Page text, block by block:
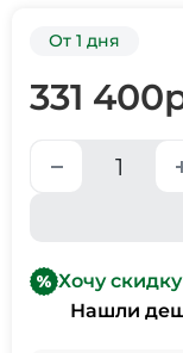
От 1 дня
331 400
Хочу скидку
Нашли